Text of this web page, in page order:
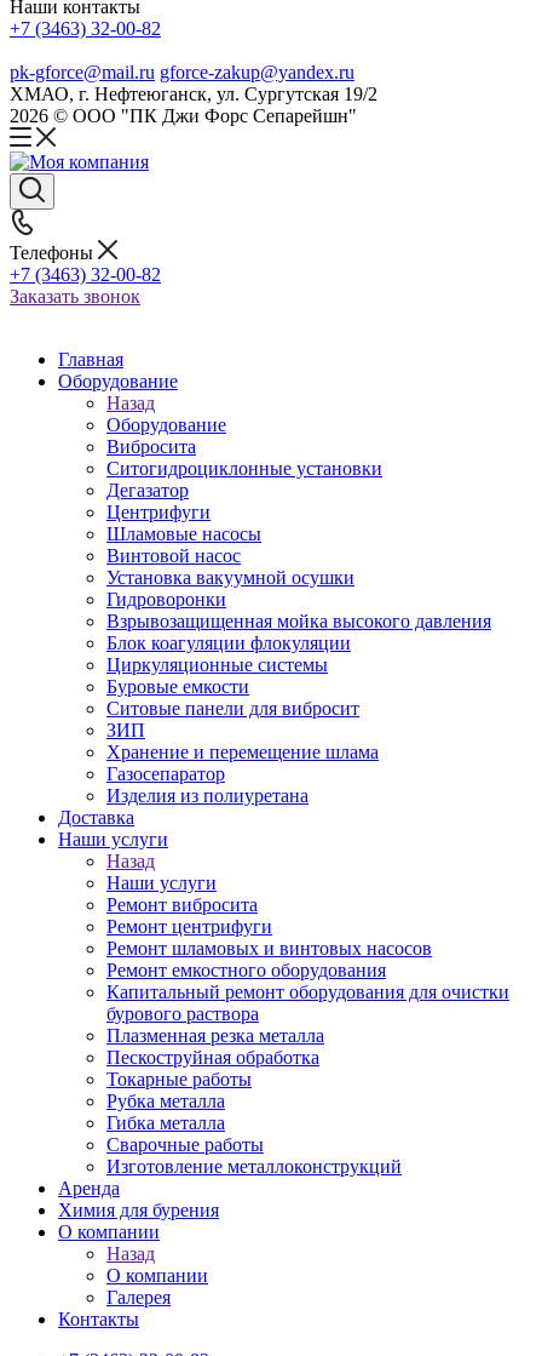
Наши контакты
+7 (3463) 32-00-82
pk-gforce@mail.ru gforce-zakup@yandex.ru
ХМАО, г. Нефтеюганск, ул. Сургутская 19/2
2026 © ООО "ПК Джи Форс Сепарейшн"
Телефоны
+7 (3463) 32-00-82
Заказать звонок
Главная
Оборудование
Назад
Оборудование
Вибросита
Ситогидроциклонные установки
Дегазатор
Центрифуги
Шламовые насосы
Винтовой насос
Установка вакуумной осушки
Гидроворонки
Взрывозащищенная мойка высокого давления
Блок коагуляции флокуляции
Циркуляционные системы
Буровые емкости
Ситовые панели для вибросит
ЗИП
Хранение и перемещение шлама
Газосепаратор
Изделия из полиуретана
Доставка
Наши услуги
Назад
Наши услуги
Ремонт вибросита
Ремонт центрифуги
Ремонт шламовых и винтовых насосов
Ремонт емкостного оборудования
Капитальный ремонт оборудования для очистки
бурового раствора
Плазменная резка металла
Пескоструйная обработка
Токарные работы
Рубка металла
Гибка металла
Сварочные работы
Изготовление металлоконструкций
Аренда
Химия для бурения
О компании
Назад
О компании
Галерея
Контакты